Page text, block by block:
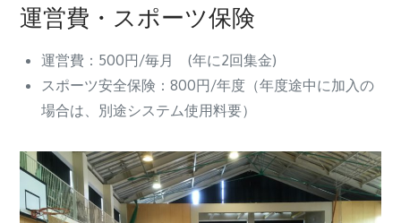
運営費・スポーツ保険
運営費：500円/毎月 (年に2回集金)
スポーツ安全保険：800円/年度（年度途中に加入の
場合は、別途システム使用料要）